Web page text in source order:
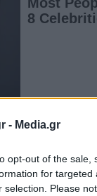
- Media.gr
opt-out of the
for
selection. Please
μαζικής
Κομισιόν η